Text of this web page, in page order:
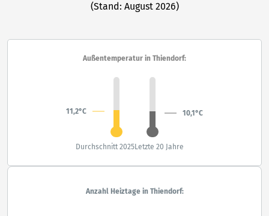
(Stand: August 2026)
Außentemperatur in Thiendorf:
11,2°C 10,1°C
Durchschnitt 2025Letzte 20 Jahre
Anzahl Heiztage in Thiendorf: